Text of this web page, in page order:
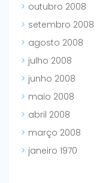
outubro 2008
setembro 2008
agosto 2008
julho 2008
junho 2008
maio 2008
abril 2008
março 2008
janeiro 1970